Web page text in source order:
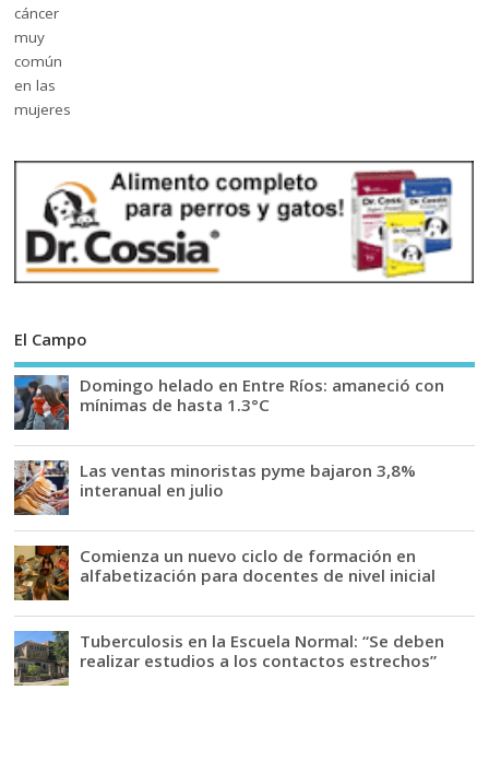
El Campo
Domingo helado en Entre Ríos: amaneció con
mínimas de hasta 1.3°C
Las ventas minoristas pyme bajaron 3,8%
interanual en julio
Comienza un nuevo ciclo de formación en
alfabetización para docentes de nivel inicial
Tuberculosis en la Escuela Normal: “Se deben
realizar estudios a los contactos estrechos”